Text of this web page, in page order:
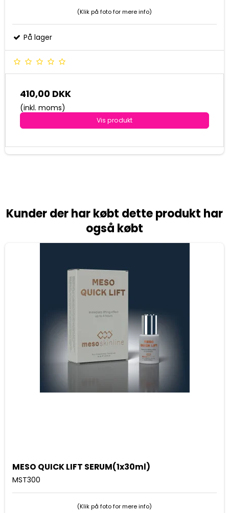
(Klik på foto for mere info)
På lager
410,00 DKK
(inkl. moms)
Vis produkt
Kunder der har købt dette produkt har
også købt
MESO QUICK LIFT SERUM(1x30ml)
MST300
(Klik på foto for mere info)